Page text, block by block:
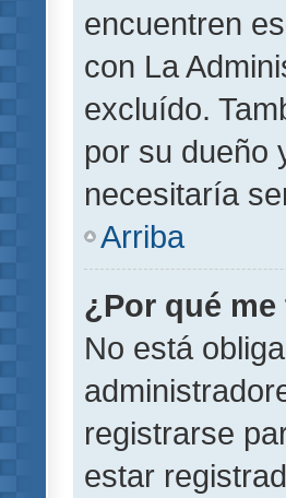
encuentren
con La
excluído.
por su dueño
necesitaría
Arriba
¿Por qué
No está
registrarse
estar